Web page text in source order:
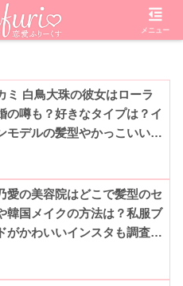
ミ 白鳥大珠の彼女はローラ
の噂も？好きなタイプは？イ
モデルの髪型やかっこいいイ
愛の美容院はどこで髪型のセ
韓国メイクの方法は？私服ブ
がかわいいインスタも調査！
メニュー